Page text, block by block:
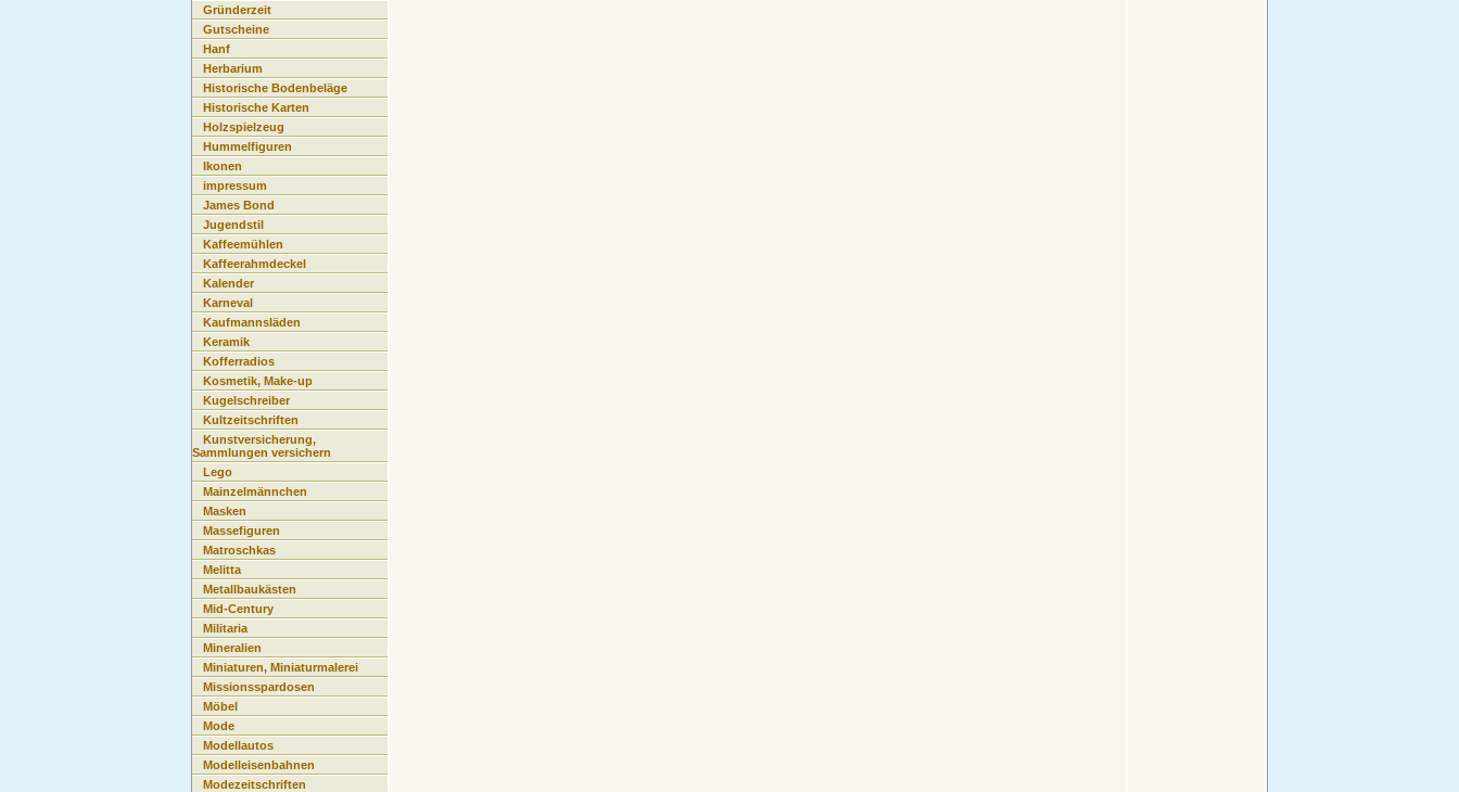
Gründerzeit
Gutscheine
Hanf
Herbarium
Historische Bodenbeläge
Historische Karten
Holzspielzeug
Hummelfiguren
Ikonen
impressum
James Bond
Jugendstil
Kaffeemühlen
Kaffeerahmdeckel
Kalender
Karneval
Kaufmannsläden
Keramik
Kofferradios
Kosmetik, Make-up
Kugelschreiber
Kultzeitschriften
Kunstversicherung,
Sammlungen versichern
Lego
Mainzelmännchen
Masken
Massefiguren
Matroschkas
Melitta
Metallbaukästen
Mid-Century
Militaria
Mineralien
Miniaturen, Miniaturmalerei
Missionsspardosen
Möbel
Mode
Modellautos
Modelleisenbahnen
Modezeitschriften